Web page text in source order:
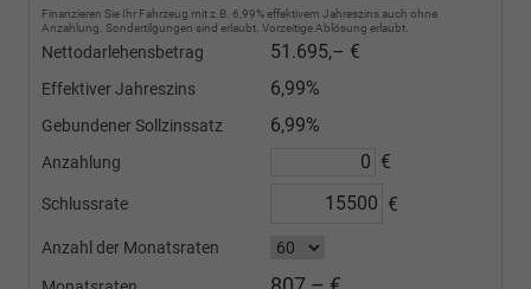
Finanzieren Sie Ihr Fahrzeug mit z.B. 6,99% effektivem Jahreszins auch ohne
Anzahlung. Sondertilgungen sind erlaubt. Vorzeitige Ablösung erlaubt.
Nettodarlehensbetrag 51.695,– €
Effektiver Jahreszins 6,99%
Gebundener Sollzinssatz 6,99%
Anzahlung €
Schlussrate €
Anzahl der Monatsraten